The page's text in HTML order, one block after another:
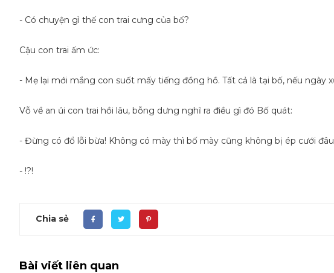
- Có chuyện gì thế con trai cưng của bố?
Cậu con trai ấm ức:
- Mẹ lại mới mắng con suốt mấy tiếng đồng hồ. Tất cả là tại bố, nếu
Vỗ về an ủi con trai hồi lâu, bỗng dưng nghĩ ra điều gì đó Bố quát:
- Đừng có đổ lỗi bừa! Không có mày thì bố mày cũng không bị ép cưới
- !?!
Chia sẻ
Bài viết liên quan